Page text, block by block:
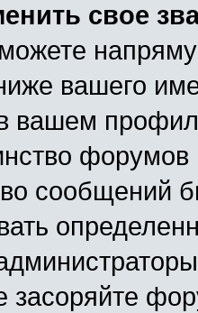
свое
вашего
вашем
форумов
сообщений
засоряйте